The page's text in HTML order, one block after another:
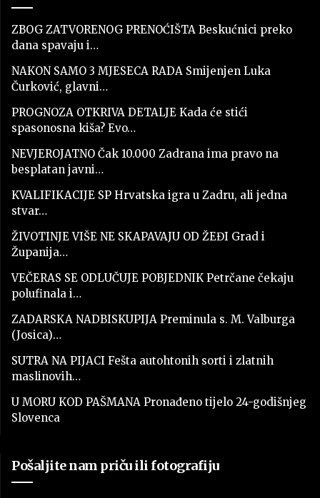
ZBOG ZATVORENOG PRENOĆIŠTA Beskućnici preko
dana spavaju i…
NAKON SAMO 3 MJESECA RADA Smijenjen Luka
Čurković, glavni…
PROGNOZA OTKRIVA DETALJE Kada će stići
spasonosna kiša? Evo…
NEVJEROJATNO Čak 10.000 Zadrana ima pravo na
besplatan javni…
KVALIFIKACIJE SP Hrvatska igra u Zadru, ali jedna
stvar…
ŽIVOTINJE VIŠE NE SKAPAVAJU OD ŽEĐI Grad i
Županija…
VEČERAS SE ODLUČUJE POBJEDNIK Petrčane čekaju
polufinala i…
ZADARSKA NADBISKUPIJA Preminula s. M. Valburga
(Josica)…
SUTRA NA PIJACI Fešta autohtonih sorti i zlatnih
maslinovih…
U MORU KOD PAŠMANA Pronađeno tijelo 24-godišnjeg
Slovenca
Pošaljite nam priču ili fotografiju